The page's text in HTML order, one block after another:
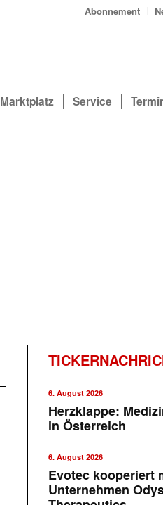
Abonnement
Marktplatz Service
6. August 2026
Herzklappe:
in Österreich
6. August 2026
Evotec kooperiert
Unternehmen